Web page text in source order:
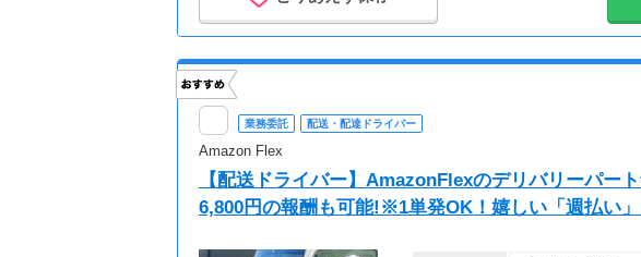
業務委託 配送・配達ドライバー
Amazon Flex
【配送ドライバー】AmazonFlexのデリバリーパー
6,800円の報酬も可能!※1単発OK！嬉しい「週払い」